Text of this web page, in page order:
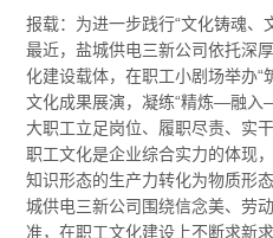
报载：为进一步践行“文化铸魂、
最近，盐城供电三新公司依托深
化建设载体，在职工小剧场举办“
文化成果展演，凝练“精炼—融入
大职工立足岗位、履职尽责、实
职工文化是企业综合实力的体现
知识形态的生产力转化为物质形
城供电三新公司围绕信念美、劳
准，在职工文化建设上不断求新